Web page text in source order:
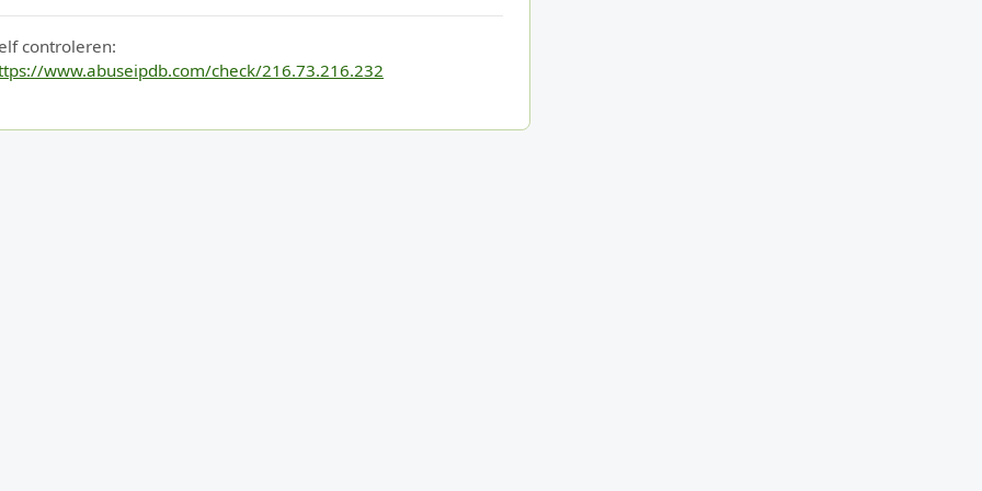
controleren:
www.abuseipdb.com/check/216.73.216.232